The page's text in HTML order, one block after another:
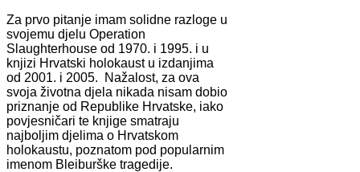
Za prvo pitanje imam solidne razloge u
svojemu djelu Operation
Slaughterhouse od 1970. i 1995. i u
knjizi Hrvatski holokaust u izdanjima
od 2001. i 2005. Nažalost, za ova
svoja životna djela nikada nisam dobio
priznanje od Republike Hrvatske, iako
povjesničari te knjige smatraju
najboljim djelima o Hrvatskom
holokaustu, poznatom pod popularnim
imenom Bleiburške tragedije.